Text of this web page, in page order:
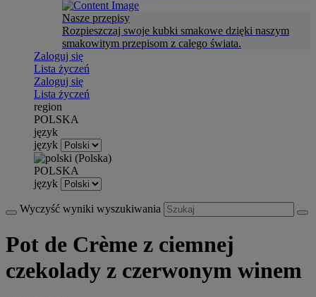
Nasze przepisy
Rozpieszczaj swoje kubki smakowe dzięki naszym
smakowitym przepisom z całego świata.
Zaloguj się
Lista życzeń
Zaloguj się
Lista życzeń
region
POLSKA
język
język
POLSKA
język
Wyczyść wyniki wyszukiwania
Pot de Crème z ciemnej
czekolady z czerwonym winem